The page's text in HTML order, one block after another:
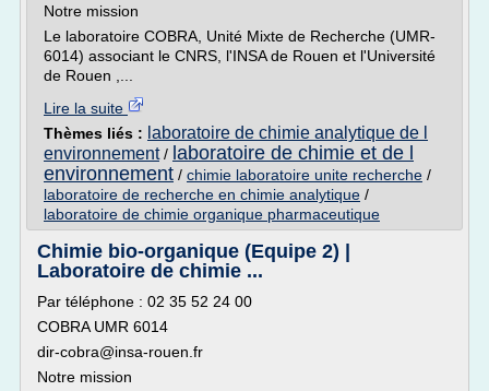
Notre mission
Le laboratoire COBRA, Unité Mixte de Recherche (UMR-
6014) associant le CNRS, l'INSA de Rouen et l'Université
de Rouen ,...
Lire la suite
Thèmes liés : laboratoire de chimie analytique de l
environnement/ laboratoire de chimie et de l
environnement / chimie laboratoire unite recherche /
laboratoire de recherche en chimie analytique /
laboratoire de chimie organique pharmaceutique
Chimie bio-organique (Equipe 2) |
Laboratoire de chimie ...
Par téléphone : 02 35 52 24 00
COBRA UMR 6014
dir-cobra@insa-rouen.fr
Notre mission